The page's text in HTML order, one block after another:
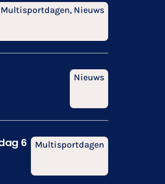
Multisportdagen, Nieuws
Nieuws
6
Multisportdagen